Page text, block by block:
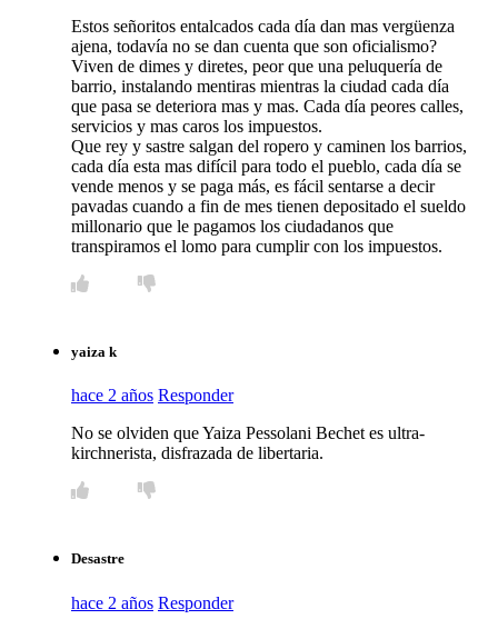
Estos señoritos entalcados cada día dan mas vergüenza
ajena, todavía no se dan cuenta que son oficialismo?
Viven de dimes y diretes, peor que una peluquería de
barrio, instalando mentiras mientras la ciudad cada día
que pasa se deteriora mas y mas. Cada día peores calles,
servicios y mas caros los impuestos.
Que rey y sastre salgan del ropero y caminen los barrios,
cada día esta mas difícil para todo el pueblo, cada día se
vende menos y se paga más, es fácil sentarse a decir
pavadas cuando a fin de mes tienen depositado el sueldo
millonario que le pagamos los ciudadanos que
transpiramos el lomo para cumplir con los impuestos.
yaiza k
hace 2 años Responder
No se olviden que Yaiza Pessolani Bechet es ultra-
kirchnerista, disfrazada de libertaria.
Desastre
hace 2 años Responder